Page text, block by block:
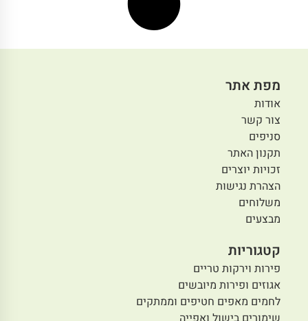
כדורי שוקולד גרין לייט
29.90₪
7.48₪
הוספה לסל